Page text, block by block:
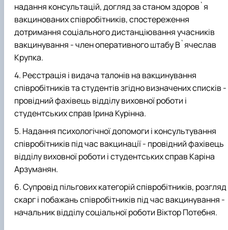
надання консультацій, догляд за станом здоров`я
вакцинованих співробітників, спостереження
дотримання соціального дистанціювання учасників
вакцинування - член оперативного штабу В`ячеслав
Крупка.
Реєстрація і видача талонів на вакцинування
співробітників та студентів згідно визначених списків -
провідний фахівець відділу виховної роботи і
студентських справ Ірина Курінна.
Надання психологічної допомоги і консультування
співробітників під час вакцинації - провідний фахівець
відділу виховної роботи і студентських справ Каріна
Арзуманян.
Супровід пільгових категорій співробітників, розгляд
скарг і побажань співробітників під час вакцинування -
начальник відділу соціальної роботи Віктор Потебня.